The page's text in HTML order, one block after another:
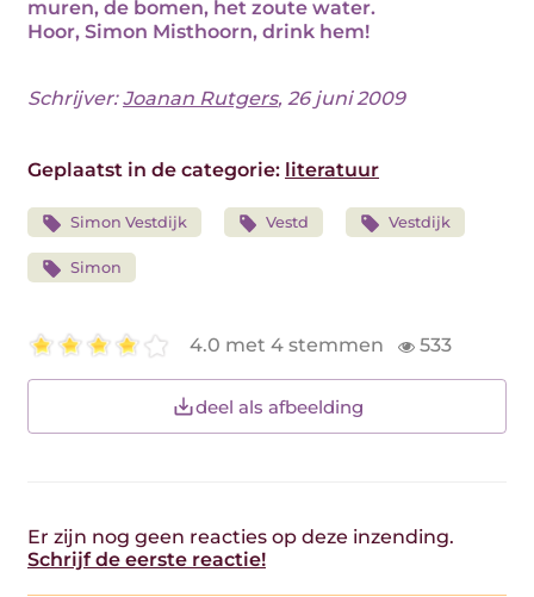
muren, de bomen, het zoute water.
Hoor, Simon Misthoorn, drink hem!
Schrijver:Joanan Rutgers, 26 juni 2009
Geplaatst in de categorie: literatuur
Simon Vestdijk Vestd Vestdijk
Simon
4.0 met 4 stemmen 533
deel als afbeelding
Er zijn nog geen reacties op deze inzending.
Schrijf de eerste reactie!